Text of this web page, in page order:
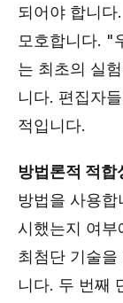
되어야 합니
모호합니다. "
는 최초의 실
니다. 편집자
적입니다.
방법론적 적합
방법을 사용
시했는지 여부
최첨단 기술
니다. 두 번째